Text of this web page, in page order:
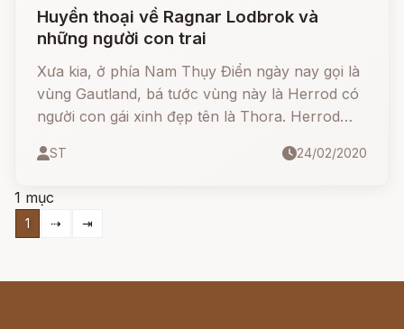
Huyền thoại về Ragnar Lodbrok và
những người con trai
Xưa kia, ở phía Nam Thụy Điển ngày nay gọi là
vùng Gautland, bá tước vùng này là Herrod có
người con gái xinh đẹp tên là Thora. Herrod
nuôi con rắn trên một chiếc giường đầy vàng.
ST 24/02/2020
1 mục
1 ⇢ ⇥